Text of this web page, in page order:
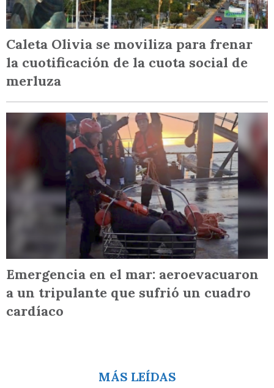
Caleta Olivia se moviliza para frenar
la cuotificación de la cuota social de
merluza
Emergencia en el mar: aeroevacuaron
a un tripulante que sufrió un cuadro
cardíaco
MÁS LEÍDAS